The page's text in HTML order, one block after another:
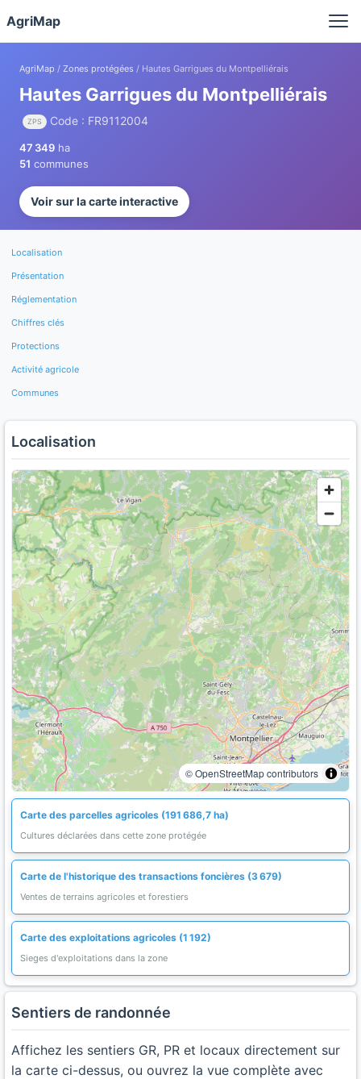
AgriMap
AgriMap / Zones protégées / Hautes Garrigues du Montpelliérais
Hautes Garrigues du Montpelliérais
ZPS Code : FR9112004
47 349 ha
51 communes
Voir sur la carte interactive
Localisation
Présentation
Réglementation
Chiffres clés
Protections
Activité agricole
Communes
Localisation
© OpenStreetMap contributors
Carte des parcelles agricoles (191 686,7 ha)
Cultures déclarées dans cette zone protégée
Carte de l'historique des transactions foncières (3 679)
Ventes de terrains agricoles et forestiers
Carte des exploitations agricoles (1 192)
Sieges d'exploitations dans la zone
Sentiers de randonnée
Affichez les sentiers GR, PR et locaux directement sur
la carte ci-dessus, ou ouvrez la vue complète avec